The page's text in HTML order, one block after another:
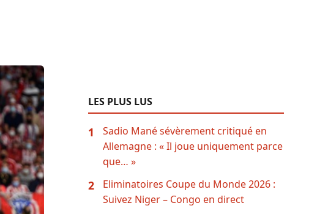
LES PLUS LUS
1
Sadio Mané sévèrement critiqué en
Allemagne : « Il joue uniquement parce
que… »
2
Eliminatoires Coupe du Monde 2026 :
Suivez Niger – Congo en direct